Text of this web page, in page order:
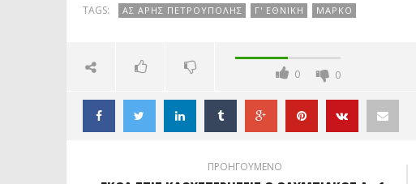
TAGS: ΑΣ ΑΡΗΣ ΠΕΤΡΟΥΠΟΛΗΣ Γ' ΕΘΝΙΚΗ ΜΑΡΚΟ
0 0
ΠΡΟΗΓΟΥΜΕΝΟ